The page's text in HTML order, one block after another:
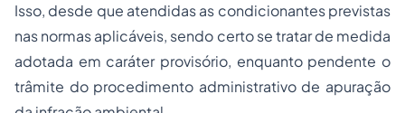
Isso, desde que atendidas as condicionantes previstas
nas normas aplicáveis, sendo certo se tratar de medida
adotada em caráter provisório, enquanto pendente o
trâmite do procedimento administrativo de apuração